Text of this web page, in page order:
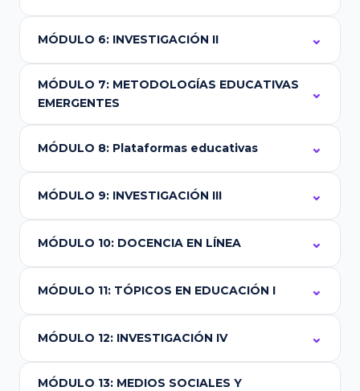
MÓDULO 6: INVESTIGACIÓN II
MÓDULO 7: METODOLOGÍAS EDUCATIVAS
EMERGENTES
MÓDULO 8: Plataformas educativas
MÓDULO 9: INVESTIGACIÓN III
MÓDULO 10: DOCENCIA EN LÍNEA
MÓDULO 11: TÓPICOS EN EDUCACIÓN I
MÓDULO 12: INVESTIGACIÓN IV
MÓDULO 13: MEDIOS SOCIALES Y